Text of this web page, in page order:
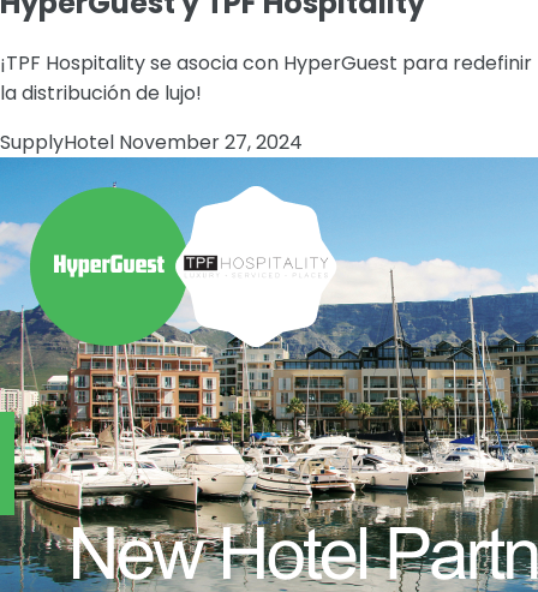
¡TPF Hospitality se asocia con HyperGuest para redefinir
la distribución de lujo!
SupplyHotel November 27, 2024